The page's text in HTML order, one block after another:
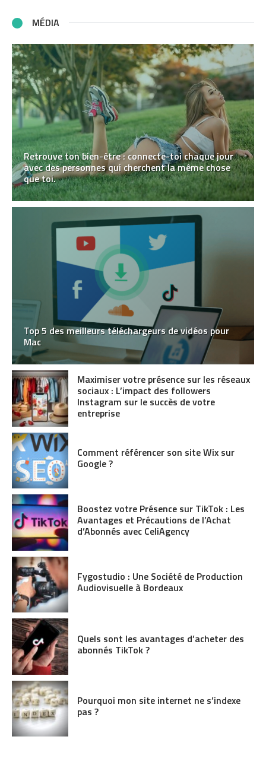
MÉDIA
Retrouve ton bien-être : connecte-toi chaque jour
avec des personnes qui cherchent la même chose
que toi.
Top 5 des meilleurs téléchargeurs de vidéos pour
Mac
Maximiser votre présence sur les réseaux
sociaux : L’impact des followers
Instagram sur le succès de votre
entreprise
Comment référencer son site Wix sur
Google ?
Boostez votre Présence sur TikTok : Les
Avantages et Précautions de l’Achat
d’Abonnés avec CeliAgency
Fygostudio : Une Société de Production
Audiovisuelle à Bordeaux
Quels sont les avantages d’acheter des
abonnés TikTok ?
Pourquoi mon site internet ne s’indexe
pas ?